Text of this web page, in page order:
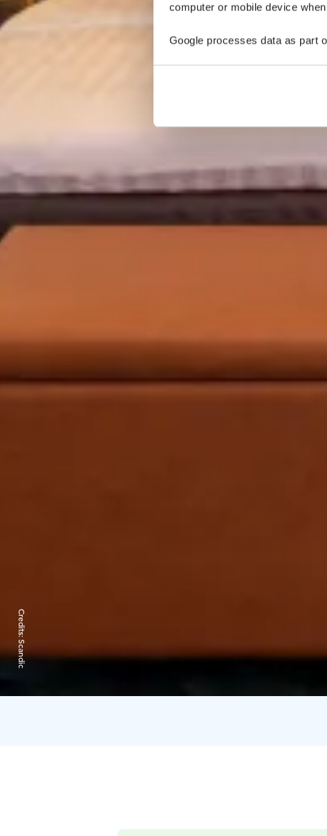
computer or mobile device
Google processes data as part
Credits:
Scandic